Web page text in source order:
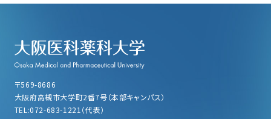
〒569-8686
大阪府高槻市大学町2番7号（本部キャンパス）
TEL:072-683-1221（代表）